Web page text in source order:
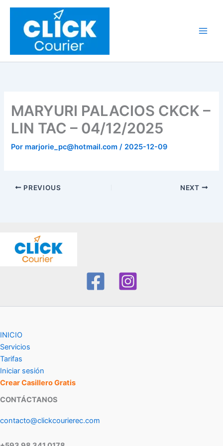
contenido
MARYURI PALACIOS CKCK –
LIN TAC – 04/12/2025
Por marjorie_pc@hotmail.com/ 2025-12-09
PREVIOUS NEXT
INICIO
Servicios
Tarifas
Iniciar sesión
Crear Casillero Gratis
CONTÁCTANOS
contacto@clickcourierec.com